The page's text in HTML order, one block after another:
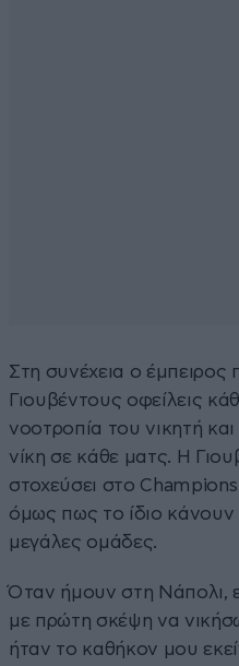
Στη συνέχεια ο
Γιουβέντους οφείλεις
νοοτροπία του νικητή
νίκη σε κάθε ματς. Η
στοχεύσει στο
όμως πως το ίδιο
μεγάλες ομάδες.
Όταν ήμουν στη Νάπολι,
με πρώτη σκέψη να
ήταν το καθήκον μου